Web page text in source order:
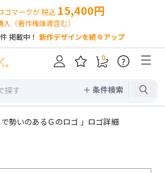
ゴマークが 税込 15,400円
入（著作権譲渡含む）
件 掲載中！ 新作デザインを続々アップ
＋ 条件検索
0 ?
勢いのあるＧのロゴ 」ロゴ詳細